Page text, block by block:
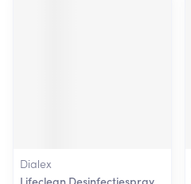
Dialex
Lifeclean Desinfectiespray